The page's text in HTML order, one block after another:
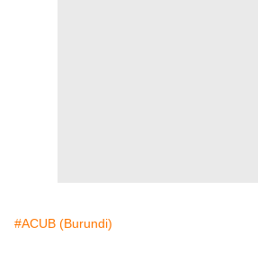
#ACUB (Burundi)